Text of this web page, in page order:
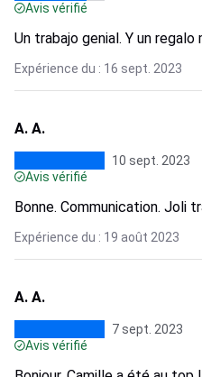
Avis vérifié
Un trabajo genial. Y un regalo
Expérience du : 16 sept. 2023
A. A.
10 sept. 2023
Avis vérifié
Bonne. Communication. Joli
Expérience du : 19 août 2023
A. A.
7 sept. 2023
Avis vérifié